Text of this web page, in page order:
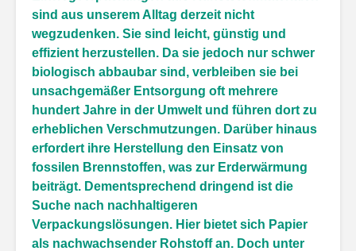
sind aus unserem Alltag derzeit nicht
wegzudenken. Sie sind leicht, günstig und
effizient herzustellen. Da sie jedoch nur schwer
biologisch abbaubar sind, verbleiben sie bei
unsachgemäßer Entsorgung oft mehrere
hundert Jahre in der Umwelt und führen dort zu
erheblichen Verschmutzungen. Darüber hinaus
erfordert ihre Herstellung den Einsatz von
fossilen Brennstoffen, was zur Erderwärmung
beiträgt. Dementsprechend dringend ist die
Suche nach nachhaltigeren
Verpackungslösungen. Hier bietet sich Papier
als nachwachsender Rohstoff an. Doch unter